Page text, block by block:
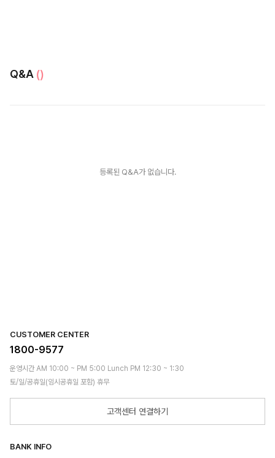
Q&A ()
등록된 Q&A가 없습니다.
CUSTOMER CENTER
1800-9577
운영시간 AM 10:00 ~ PM 5:00 Lunch PM 12:30 ~ 1:30
토/일/공휴일(임시공휴일 포함) 휴무
고객센터 연결하기
BANK INFO